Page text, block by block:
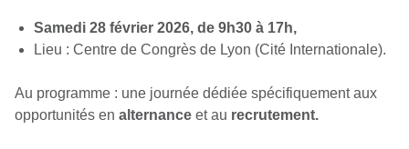
Samedi 28 février 2026, de 9h30 à 17h,
Lieu : Centre de Congrès de Lyon (Cité Internationale).
Au programme : une journée dédiée spécifiquement aux
opportunités en alternance et au recrutement.